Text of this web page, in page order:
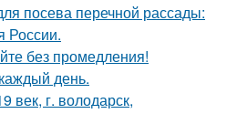
посева перечной рассады:
России.
без промедления!
день.
век, г. володарск,